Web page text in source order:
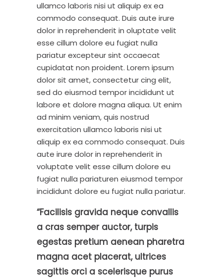
ullamco laboris nisi ut aliquip ex ea
commodo consequat. Duis aute irure
dolor in reprehenderit in oluptate velit
esse cillum dolore eu fugiat nulla
pariatur excepteur sint occaecat
cupidatat non proident. Lorem ipsum
dolor sit amet, consectetur cing elit,
sed do eiusmod tempor incididunt ut
labore et dolore magna aliqua. Ut enim
ad minim veniam, quis nostrud
exercitation ullamco laboris nisi ut
aliquip ex ea commodo consequat. Duis
aute irure dolor in reprehenderit in
voluptate velit esse cillum dolore eu
fugiat nulla pariaturen eiusmod tempor
incididunt dolore eu fugiat nulla pariatur.
“Facilisis gravida neque convallis
a cras semper auctor, turpis
egestas pretium aenean pharetra
magna acet placerat, ultrices
sagittis orci a scelerisque purus